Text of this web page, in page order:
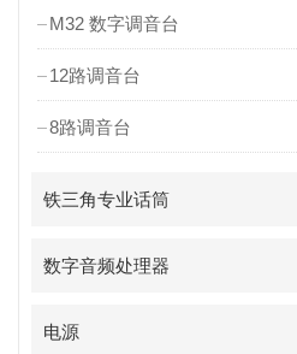
M32 数字调音台
12路调音台
8路调音台
铁三角专业话筒
数字音频处理器
电源